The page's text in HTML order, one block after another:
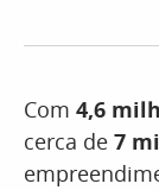
Com 4,6
cerca de 7